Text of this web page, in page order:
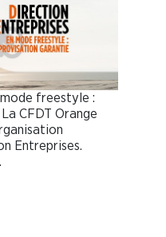
freestyle :
CFDT Orange
Entreprises.